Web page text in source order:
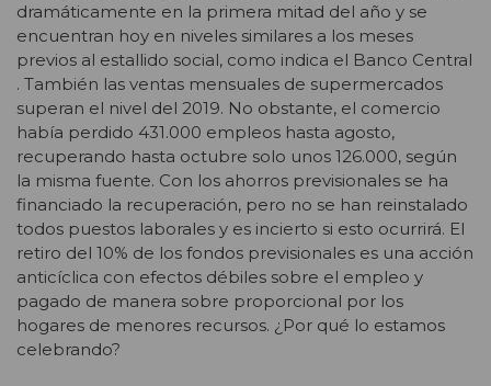
dramáticamente en la primera mitad del año y se
encuentran hoy en niveles similares a los meses
previos al estallido social, como indica el Banco Central
. También las ventas mensuales de supermercados
superan el nivel del 2019. No obstante, el comercio
había perdido 431.000 empleos hasta agosto,
recuperando hasta octubre solo unos 126.000, según
la misma fuente. Con los ahorros previsionales se ha
financiado la recuperación, pero no se han reinstalado
todos puestos laborales y es incierto si esto ocurrirá. El
retiro del 10% de los fondos previsionales es una acción
anticíclica con efectos débiles sobre el empleo y
pagado de manera sobre proporcional por los
hogares de menores recursos. ¿Por qué lo estamos
celebrando?